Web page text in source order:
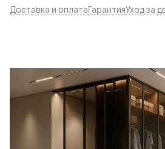
Доставка и оплатаГарантияУход за